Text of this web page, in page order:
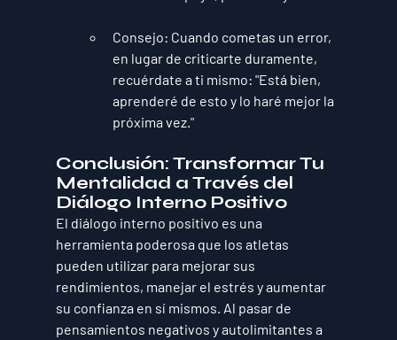
Consejo: Cuando cometas un error,
en lugar de criticarte duramente,
recuérdate a ti mismo: "Está bien,
aprenderé de esto y lo haré mejor la
próxima vez."
Conclusión: Transformar Tu
Mentalidad a Través del
Diálogo Interno Positivo
El diálogo interno positivo es una
herramienta poderosa que los atletas
pueden utilizar para mejorar sus
rendimientos, manejar el estrés y aumentar
su confianza en sí mismos. Al pasar de
pensamientos negativos y autolimitantes a